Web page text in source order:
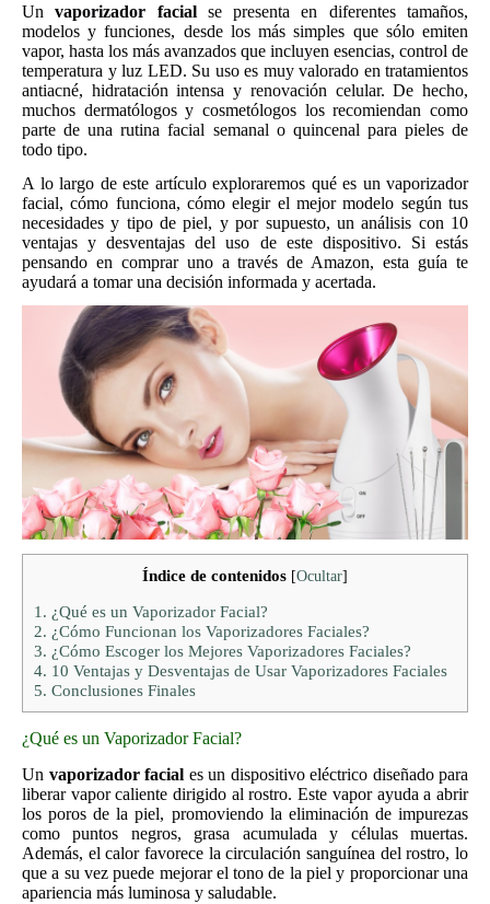
Unvaporizador facialse presenta en diferentes tamaños,
modelos y funciones, desde los más simples que sólo emiten
vapor, hasta los más avanzados que incluyen esencias, control de
temperatura y luz LED. Su uso es muy valorado en tratamientos
antiacné, hidratación intensa y renovación celular. De hecho,
muchos dermatólogos y cosmetólogos los recomiendan como
parte de una rutina facial semanal o quincenal para pieles de
todo tipo.
A lo largo de este artículo exploraremos qué es un vaporizador
facial, cómo funciona, cómo elegir el mejor modelo según tus
necesidades y tipo de piel, y por supuesto, un análisis con 10
ventajas y desventajas del uso de este dispositivo. Si estás
pensando en comprar uno a través de Amazon, esta guía te
ayudará a tomar una decisión informada y acertada.
Índice de contenidos [Ocultar]
1. ¿Qué es un Vaporizador Facial?
2. ¿Cómo Funcionan los Vaporizadores Faciales?
3. ¿Cómo Escoger los Mejores Vaporizadores Faciales?
4. 10 Ventajas y Desventajas de Usar Vaporizadores Faciales
5. Conclusiones Finales
¿Qué es un Vaporizador Facial?
Un vaporizador facial es un dispositivo eléctrico diseñado para
liberar vapor caliente dirigido al rostro. Este vapor ayuda a abrir
los poros de la piel, promoviendo la eliminación de impurezas
como puntos negros, grasa acumulada y células muertas.
Además, el calor favorece la circulación sanguínea del rostro, lo
que a su vez puede mejorar el tono de la piel y proporcionar una
apariencia más luminosa y saludable.